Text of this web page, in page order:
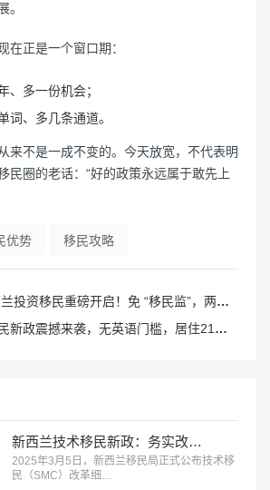
。
在正是一个窗口期：
、多一份机会；
词、多几条通道。
来不是一成不变的。今天放宽，不代表明
民圈的老话：“好的政策永远属于敢先上
优势 移民攻略
资移民重磅开启！免 “移民监”，两种通道直达永居
震撼来袭，无英语门槛，居住21天直通PR绿卡！
新西兰技术移民新政：务实改革下的机遇与挑战
2025年3月5日，新西兰移民局正式公布技术移
民（SMC）改革细…